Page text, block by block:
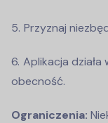
Przyznaj
Aplikacja działa
obecność.
Ograniczenia: